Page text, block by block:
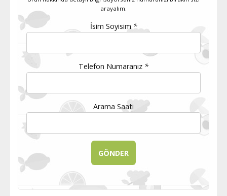
arayalım.
İsim Soyisim *
Telefon Numaranız *
Arama Saati